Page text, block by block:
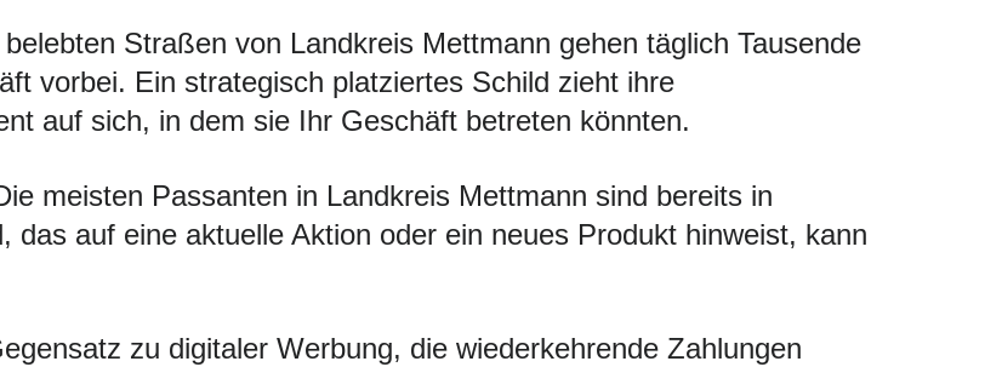
Straßen von Landkreis Mettmann gehen täglich Tausende
vorbei. Ein strategisch platziertes Schild zieht ihre
auf sich, in dem sie Ihr Geschäft betreten könnten.
meisten Passanten in Landkreis Mettmann sind bereits in
das auf eine aktuelle Aktion oder ein neues Produkt hinweist, kann
zu digitaler Werbung, die wiederkehrende Zahlungen